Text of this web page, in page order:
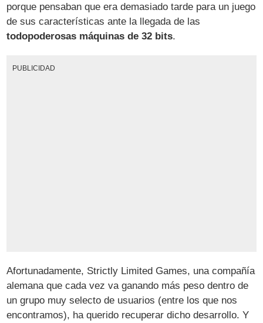
porque pensaban que era demasiado tarde para un juego
de sus características ante la llegada de las
todopoderosas máquinas de 32 bits.
PUBLICIDAD
Afortunadamente, Strictly Limited Games, una compañía
alemana que cada vez va ganando más peso dentro de
un grupo muy selecto de usuarios (entre los que nos
encontramos), ha querido recuperar dicho desarrollo. Y